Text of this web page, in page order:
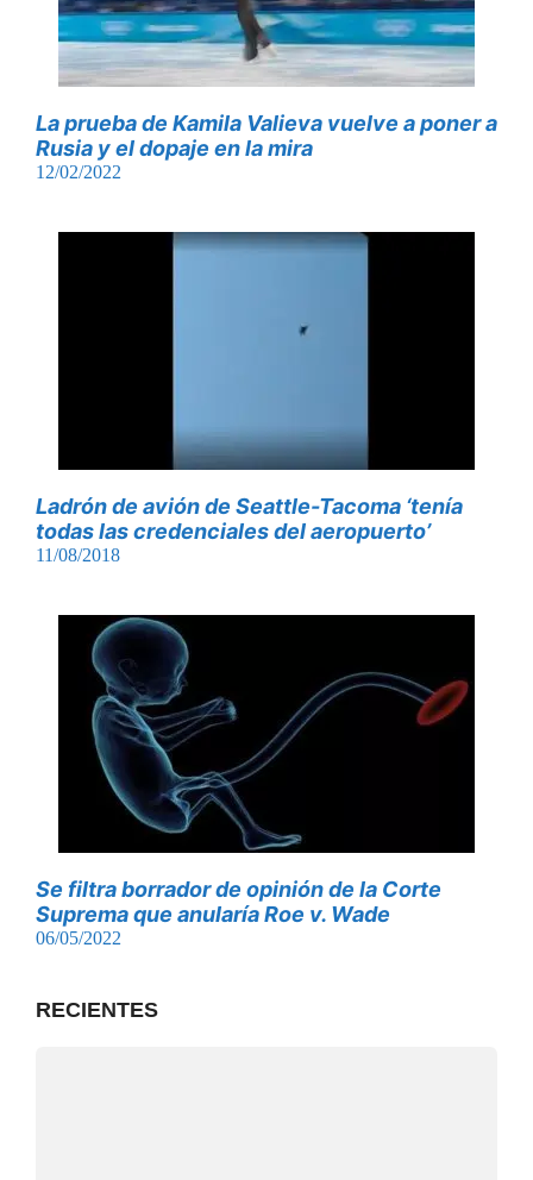
La prueba de Kamila Valieva vuelve a poner a
Rusia y el dopaje en la mira
12/02/2022
Ladrón de avión de Seattle-Tacoma ‘tenía
todas las credenciales del aeropuerto’
11/08/2018
Se filtra borrador de opinión de la Corte
Suprema que anularía Roe v. Wade
06/05/2022
RECIENTES